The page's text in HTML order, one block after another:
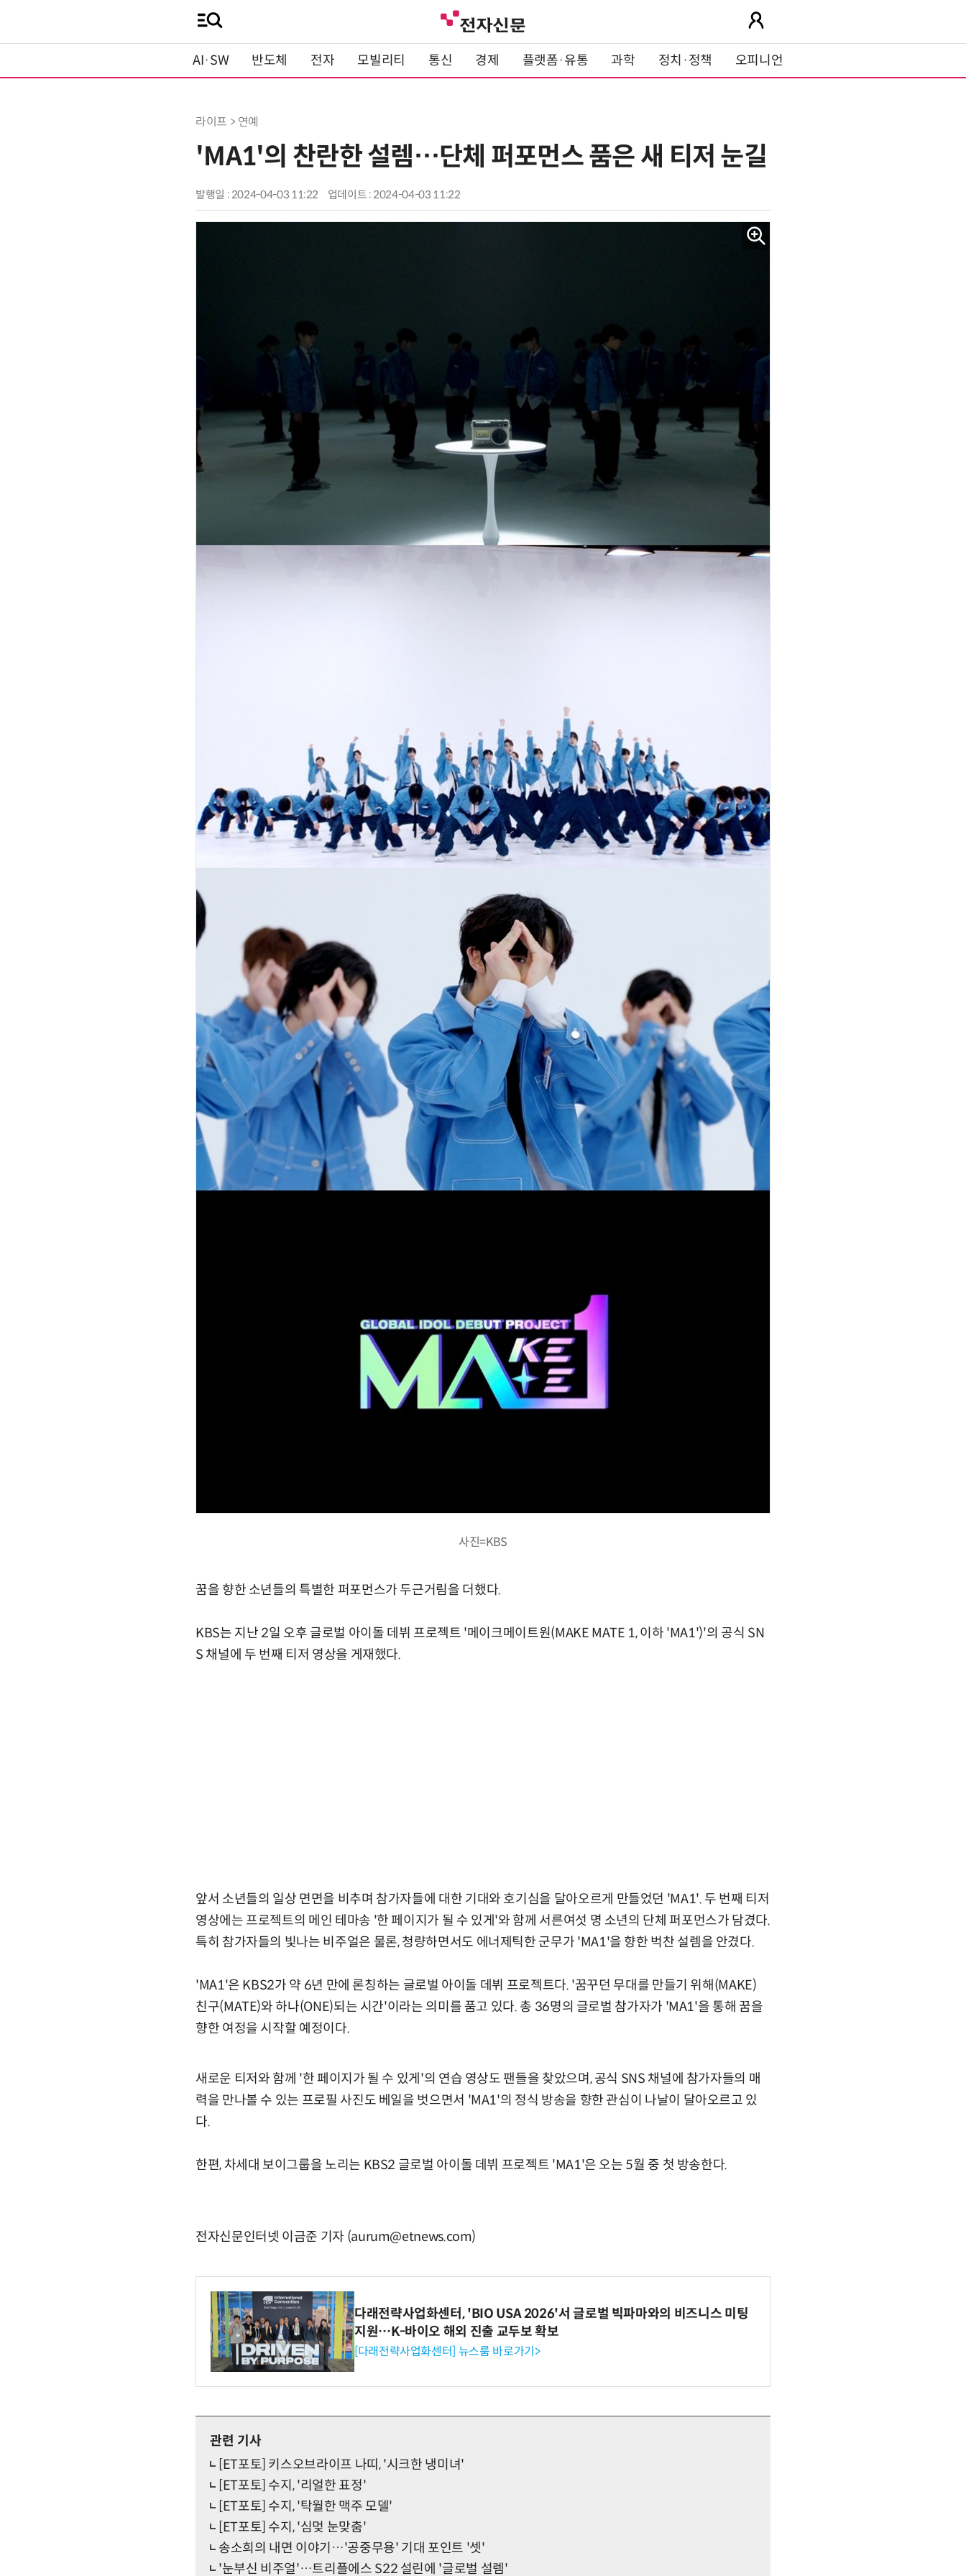
AI·SW 반도체 전자 모빌리티 통신 경제 플랫폼·유통 과학 정치·정책 오피니언
라이프 > 연예
'MA1'의 찬란한 설렘…단체 퍼포먼스 품은 새 티저 눈길
발행일 : 2024-04-03 11:22 업데이트 : 2024-04-03 11:22
사진=KBS
꿈을 향한 소년들의 특별한 퍼포먼스가 두근거림을 더했다.
KBS는 지난 2일 오후 글로벌 아이돌 데뷔 프로젝트 '메이크메이트원(MAKE MATE 1, 이하 'MA1')'의 공식 SN
S 채널에 두 번째 티저 영상을 게재했다.
앞서 소년들의 일상 면면을 비추며 참가자들에 대한 기대와 호기심을 달아오르게 만들었던 'MA1'. 두 번째 티저
영상에는 프로젝트의 메인 테마송 '한 페이지가 될 수 있게'와 함께 서른여섯 명 소년의 단체 퍼포먼스가 담겼다.
특히 참가자들의 빛나는 비주얼은 물론, 청량하면서도 에너제틱한 군무가 'MA1'을 향한 벅찬 설렘을 안겼다.
'MA1'은 KBS2가 약 6년 만에 론칭하는 글로벌 아이돌 데뷔 프로젝트다. '꿈꾸던 무대를 만들기 위해(MAKE)
친구(MATE)와 하나(ONE)되는 시간'이라는 의미를 품고 있다. 총 36명의 글로벌 참가자가 'MA1'을 통해 꿈을
향한 여정을 시작할 예정이다.
새로운 티저와 함께 '한 페이지가 될 수 있게'의 연습 영상도 팬들을 찾았으며, 공식 SNS 채널에 참가자들의 매
력을 만나볼 수 있는 프로필 사진도 베일을 벗으면서 'MA1'의 정식 방송을 향한 관심이 나날이 달아오르고 있
다.
한편, 차세대 보이그룹을 노리는 KBS2 글로벌 아이돌 데뷔 프로젝트 'MA1'은 오는 5월 중 첫 방송한다.
전자신문인터넷 이금준 기자 (aurum@etnews.com)
다래전략사업화센터, 'BIO USA 2026'서 글로벌 빅파마와의 비즈니스 미팅
지원…K-바이오 해외 진출 교두보 확보
[다래전략사업화센터] 뉴스룸 바로가기>
관련 기사
[ET포토] 키스오브라이프 나띠, '시크한 냉미녀'
[ET포토] 수지, '리얼한 표정'
[ET포토] 수지, '탁월한 맥주 모델'
[ET포토] 수지, '심멎 눈맞춤'
송소희의 내면 이야기…'공중무용' 기대 포인트 '셋'
'눈부신 비주얼'…트리플에스 S22 설린에 '글로벌 설렘'